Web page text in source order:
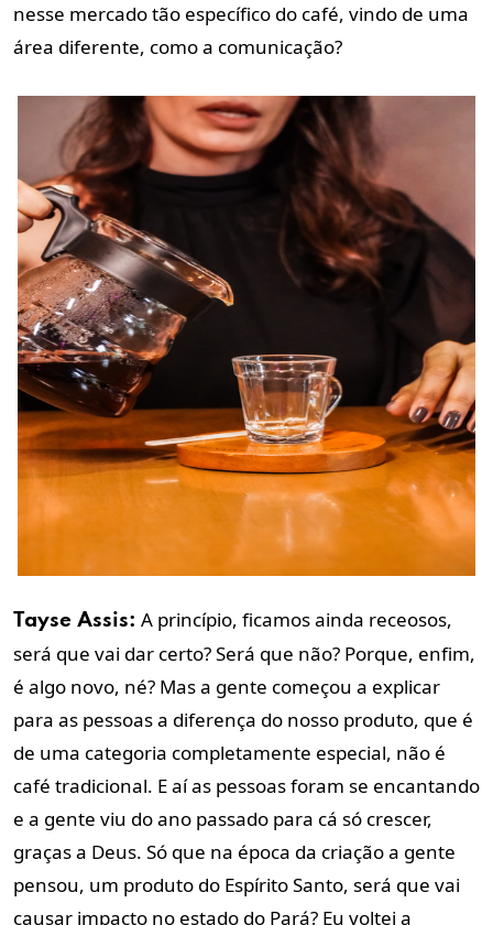
nesse mercado tão específico do café, vindo de uma
área diferente, como a comunicação?
Tayse Assis: A princípio, ficamos ainda receosos,
será que vai dar certo? Será que não? Porque, enfim,
é algo novo, né? Mas a gente começou a explicar
para as pessoas a diferença do nosso produto, que é
de uma categoria completamente especial, não é
café tradicional. E aí as pessoas foram se encantando
e a gente viu do ano passado para cá só crescer,
graças a Deus. Só que na época da criação a gente
pensou, um produto do Espírito Santo, será que vai
causar impacto no estado do Pará? Eu voltei a